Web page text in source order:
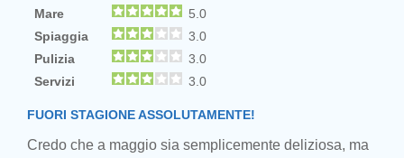
Mare
5.0
Spiaggia
3.0
Pulizia
3.0
Servizi
3.0
FUORI STAGIONE ASSOLUTAMENTE!
Credo che a maggio sia semplicemente deliziosa, ma